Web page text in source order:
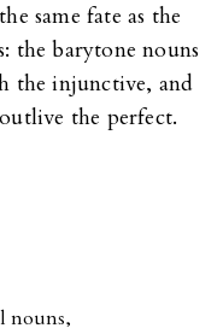
nouns,
same fate as the
the barytone nouns
the injunctive, and
the perfect.